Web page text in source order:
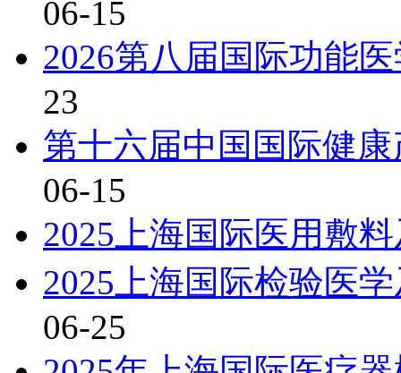
06-15
2026第八届国际功能
23
第十六届中国国际健
06-15
2025上海国际医用敷
2025上海国际检验医
06-25